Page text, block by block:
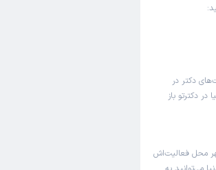
دکتر در
دکترتو باز
محل فعالیت‌اش